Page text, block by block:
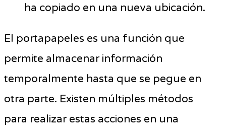
ha copiado en una nueva ubicación.
El portapapeles es una función que
permite almacenar información
temporalmente hasta que se pegue en
otra parte. Existen múltiples métodos
para realizar estas acciones en una